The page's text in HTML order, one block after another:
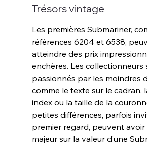
Trésors vintage
Les premières Submariner,
références 6204 et 6538,
atteindre des prix
enchères. Les collectionneurs
passionnés par les moindres
comme le texte sur le cadran,
index ou la taille de la
petites différences, parfois
premier regard, peuvent
majeur sur la valeur d’une